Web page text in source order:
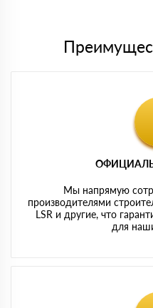
Мы напрямую
производителями
LSR и другие, что
для